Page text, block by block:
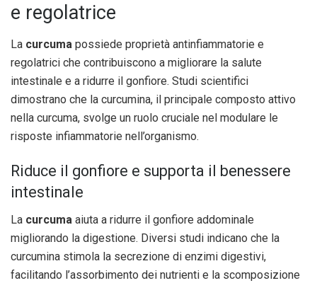
e regolatrice
La curcuma possiede proprietà antinfiammatorie e
regolatrici che contribuiscono a migliorare la salute
intestinale e a ridurre il gonfiore. Studi scientifici
dimostrano che la curcumina, il principale composto attivo
nella curcuma, svolge un ruolo cruciale nel modulare le
risposte infiammatorie nell’organismo.
Riduce il gonfiore e supporta il benessere
intestinale
La curcuma aiuta a ridurre il gonfiore addominale
migliorando la digestione. Diversi studi indicano che la
curcumina stimola la secrezione di enzimi digestivi,
facilitando l’assorbimento dei nutrienti e la scomposizione